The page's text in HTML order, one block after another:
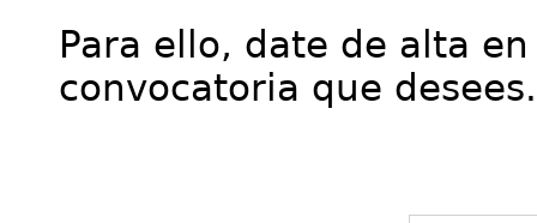
Para ello, date de alta
convocatoria que desees.